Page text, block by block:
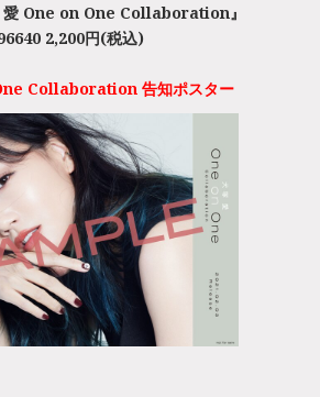
愛 One on One Collaboration』
2,200円(税込)
Collaboration 告知ポスター